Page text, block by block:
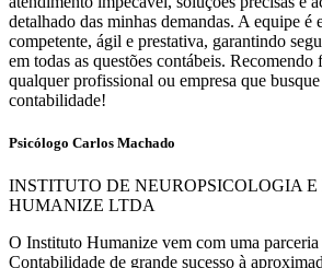
detalhado das minhas demandas. A equipe é
competente, ágil e prestativa, garantindo
em todas as questões contábeis. Recomendo
qualquer profissional ou empresa que
contabilidade!
Psicólogo Carlos Machado
INSTITUTO DE NEUROPSICOLOGIA E
HUMANIZE LTDA
O Instituto Humanize vem com uma
Contabilidade de grande sucesso à